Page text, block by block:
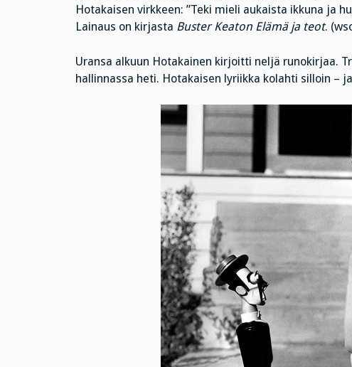
Hotakaisen virkkeen: ”Teki mieli aukaista ikkuna ja
Lainaus on kirjasta Buster Keaton Elämä ja teot.
Uransa alkuun Hotakainen kirjoitti neljä runokirjaa.
hallinnassa heti. Hotakaisen lyriikka kolahti silloin –